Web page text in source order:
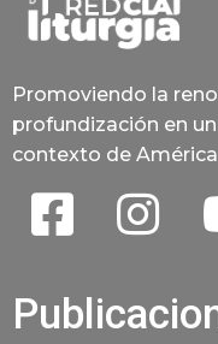
Promoviendo la
profundización en
contexto de